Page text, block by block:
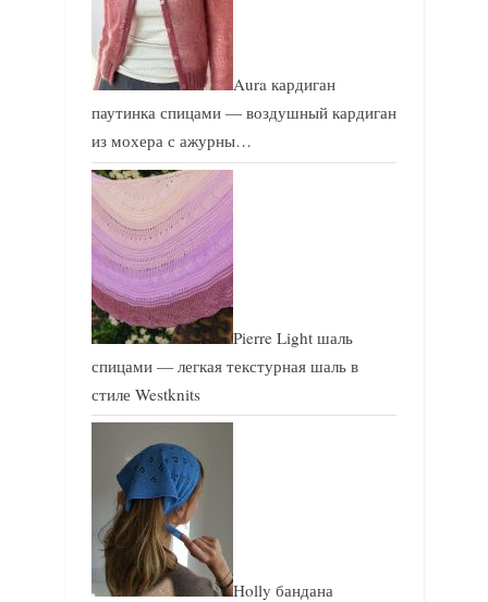
Aura кардиган
паутинка спицами — воздушный кардиган
из мохера с ажурны…
Pierre Light шаль
спицами — легкая текстурная шаль в
стиле Westknits
Holly бандана